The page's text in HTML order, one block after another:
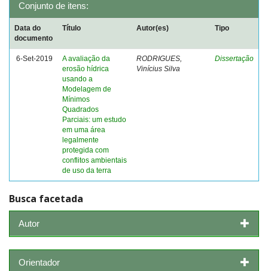
Conjunto de itens:
Data do
documento
Título Autor(es) Tipo
6-Set-2019
A avaliação da
erosão hídrica
usando a
Modelagem de
Mínimos
Quadrados
Parciais: um estudo
em uma área
legalmente
protegida com
conflitos ambientais
de uso da terra
RODRIGUES,
Vinícius Silva
Dissertação
Busca facetada
Autor
Orientador